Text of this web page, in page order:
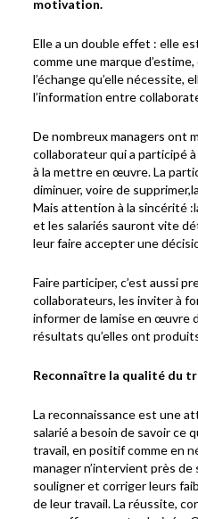
motivation.
Elle a un double effet : elle
comme une marque
l’échange qu’elle nécessite,
l’information entre
De nombreux managers ont
collaborateur qui a participé
à la mettre en œuvre. La
diminuer, voire de
Mais attention à la sincérité
et les salariés sauront vite
leur faire accepter une
Faire participer, c’est aussi
collaborateurs, les inviter à
informer de lamise en œuvre
résultats qu’elles ont
Reconnaître la qualité du
La reconnaissance est une
salarié a besoin de savoir ce
travail, en positif comme en
manager n’intervient près
souligner et corriger leurs
de leur travail. La réussite,